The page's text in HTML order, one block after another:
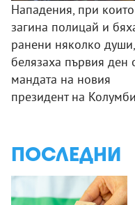
Нападения, при които
загина полицай и
ранени няколко души,
белязаха първия ден
мандата на новия
президент на
ПОСЛЕДНИ